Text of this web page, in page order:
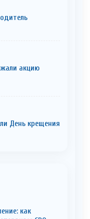
акцию
День крещения
как